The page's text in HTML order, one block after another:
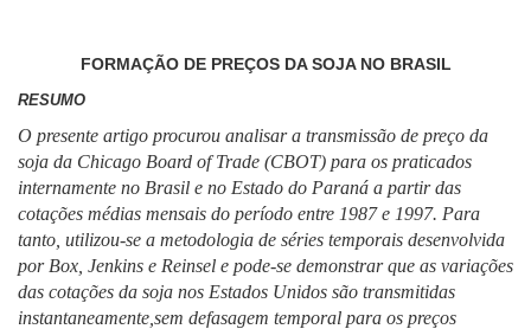
FORMAÇÃO DE PREÇOS DA SOJA NO BRASIL
RESUMO
O presente artigo procurou analisar a transmissão de preço da
soja da Chicago Board of Trade (CBOT) para os praticados
internamente no Brasil e no Estado do Paraná a partir das
cotações médias mensais do período entre 1987 e 1997. Para
tanto, utilizou-se a metodologia de séries temporais desenvolvida
por Box, Jenkins e Reinsel e pode-se demonstrar que as variações
das cotações da soja nos Estados Unidos são transmitidas
instantaneamente,sem defasagem temporal para os preços